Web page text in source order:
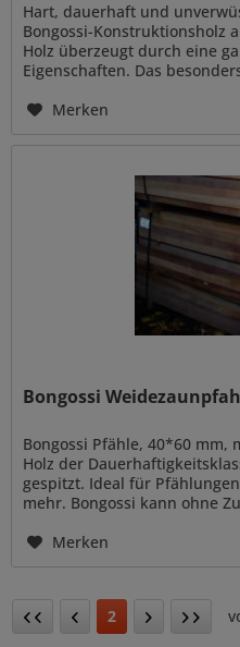
Hart, dauerhaft und
Bongossi-Konstruktionsholz
Holz überzeugt durch eine
Eigenschaften. Das
Merken
Bongossi
Bongossi Pfähle, 40*60 mm,
Holz der
gespitzt. Ideal für
mehr. Bongossi kann ohne
Merken
2